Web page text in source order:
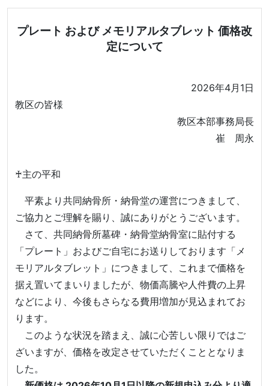
プレート および メモリアルタブレット 価格改
定について
2026年4月1日
教区の皆様
教区本部事務局長
崔 周永
♰主の平和
平素より共同納骨所・納骨堂の運営につきまして、
ご協力とご理解を賜り、誠にありがとうございます。
さて、共同納骨所墓碑・納骨堂納骨室に貼付する
「プレート」およびご自宅にお送りしております「メ
モリアルタブレット」につきまして、これまで価格を
据え置いてまいりましたが、物価高騰や人件費の上昇
などにより、今後もさらなる費用増加が見込まれてお
ります。
このような状況を踏まえ、誠に心苦しい限りではご
ざいますが、価格を改定させていただくこととなりま
した。